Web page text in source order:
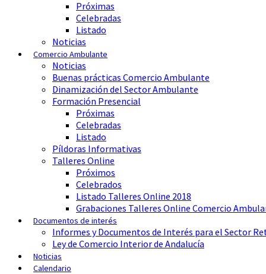
Próximas
Celebradas
Listado
Noticias
Comercio Ambulante
Noticias
Buenas prácticas Comercio Ambulante
Dinamización del Sector Ambulante
Formación Presencial
Próximas
Celebradas
Listado
Píldoras Informativas
Talleres Online
Próximos
Celebrados
Listado Talleres Online 2018
Grabaciones Talleres Online Comercio
Documentos de interés
Informes y Documentos de Interés para el Sector
Ley de Comercio Interior de Andalucía
Noticias
Calendario